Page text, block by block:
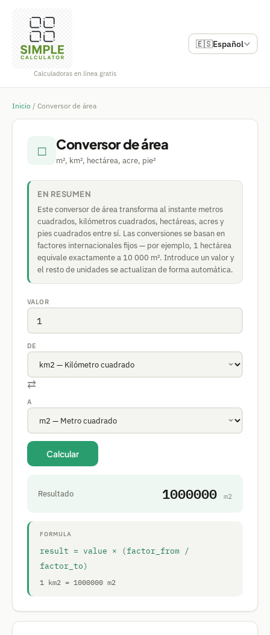
Calculadoras en línea gratis
🇪🇸Español
Inicio / Conversor de área
□ Conversor de área
m², km², hectárea, acre, pie²
EN RESUMEN
Este conversor de área transforma al instante metros
cuadrados, kilómetros cuadrados, hectáreas, acres y
pies cuadrados entre sí. Las conversiones se basan en
factores internacionales fijos — por ejemplo, 1 hectárea
equivale exactamente a 10 000 m². Introduce un valor y
el resto de unidades se actualizan de forma automática.
VALOR
DE
⇄
A
Calcular
Resultado 1000000 m2
FORMULA
result = value × (factor_from /
factor_to)
1 km2 = 1000000 m2